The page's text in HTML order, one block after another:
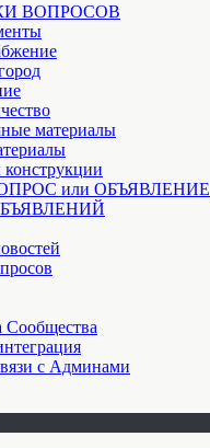
ВОПРОСОВ
материалы
или ОБЪЯВЛЕНИЕ
Сообщества
с Админами